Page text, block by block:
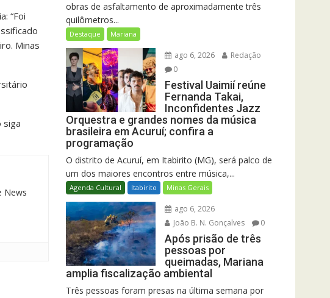
“Foi
Minas
siga
News
obras de asfaltamento de aproximadamente três
quilômetros...
Destaque Mariana
ago 6, 2026
Redação
0
Festival Uaimií reúne
Fernanda Takai,
Inconfidentes Jazz
Orquestra e grandes nomes da música
brasileira em Acuruí; confira a
programação
O distrito de Acuruí, em Itabirito (MG), será palco de
um dos maiores encontros entre música,...
Agenda Cultural Itabirito Minas Gerais
ago 6, 2026
João B. N. Gonçalves
0
Após prisão de três
pessoas por
queimadas, Mariana
amplia fiscalização ambiental
Três pessoas foram presas na última semana por